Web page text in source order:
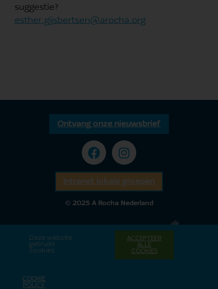
suggestie?
esther.gijsbertsen@arocha.org
Ontvang onze nieuwsbrief
Intranet lokale groepen
© 2025 A Rocha Nederland
Deze website
gebruikt
cookies
ACCEPTEER
ALLE
COOKIES
COOKIE
POLICY